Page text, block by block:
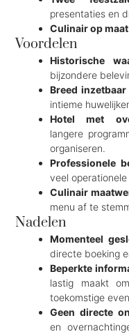
presentaties en
Culinair op maat
Voordelen
Historische
bijzondere
Breed
intieme
Hotel met
langere
organiseren.
Professionele
veel
Culinair
menu af te
Nadelen
Momenteel
directe boeking
Beperkte
lastig maakt
toekomstige
Geen directe
en